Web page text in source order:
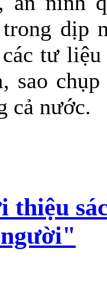
dịp
tư
sao
cả nước.
thiệu